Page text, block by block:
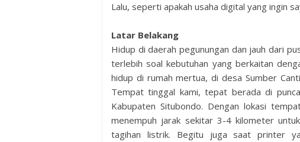
Lalu, seperti apakah usaha digital yang ingin
Latar Belakang
Hidup di daerah pegunungan dan jauh dari
terlebih soal kebutuhan yang berkaitan
hidup di rumah mertua, di desa Sumber
Tempat tinggal kami, tepat berada di
Kabupaten Situbondo. Dengan lokasi
menempuh jarak sekitar 3-4 kilometer
tagihan listrik. Begitu juga saat printer